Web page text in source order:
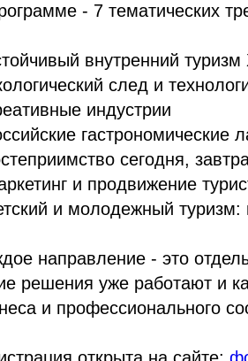
- 7 тематических
внутренний туризм
след и
индустрии
гастрономические
сегодня,
и продвижение
и молодежный туризм:
направление - это
решения уже работают и
и профессионального